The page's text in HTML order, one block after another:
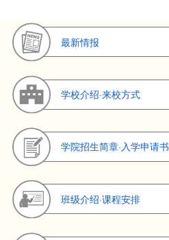
最新情报
学校介绍·来校方式
学院招生简章·入学申请书
班级介绍·课程安排